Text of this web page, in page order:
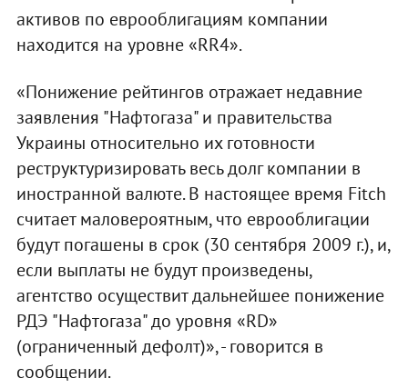
активов по еврооблигациям компании
находится на уровне «RR4».
«Понижение рейтингов отражает недавние
заявления "Нафтогаза" и правительства
Украины относительно их готовности
реструктуризировать весь долг компании в
иностранной валюте. В настоящее время Fitch
считает маловероятным, что еврооблигации
будут погашены в срок (30 сентября 2009 г.), и,
если выплаты не будут произведены,
агентство осуществит дальнейшее понижение
РДЭ "Нафтогаза" до уровня «RD»
(ограниченный дефолт)», - говорится в
сообщении.